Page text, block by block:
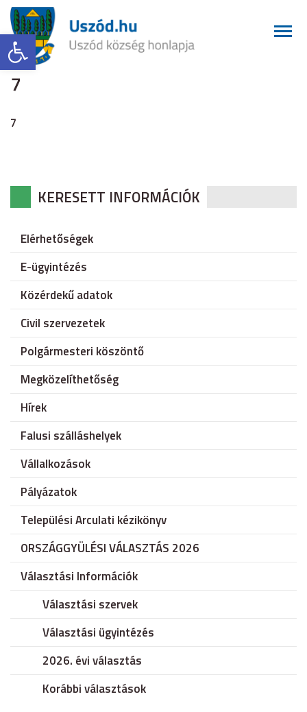
Eszköztár megnyitása
7
7
KERESETT INFORMÁCIÓK
Elérhetőségek
E-ügyintézés
Közérdekű adatok
Civil szervezetek
Polgármesteri köszöntő
Megközelíthetőség
Hírek
Falusi szálláshelyek
Vállalkozások
Pályázatok
Települési Arculati kézikönyv
ORSZÁGGYÜLÉSI VÁLASZTÁS 2026
Választási Információk
Választási szervek
Választási ügyintézés
2026. évi választás
Korábbi választások